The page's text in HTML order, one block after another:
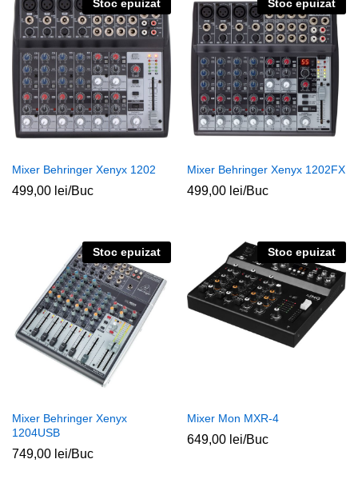
Stoc epuizat
Mixer Behringer Xenyx 1202
499,00 lei/Buc
Stoc epuizat
Mixer Behringer Xenyx 1202FX
499,00 lei/Buc
Stoc epuizat
Mixer Behringer Xenyx
1204USB
749,00 lei/Buc
Stoc epuizat
Mixer Mon MXR-4
649,00 lei/Buc